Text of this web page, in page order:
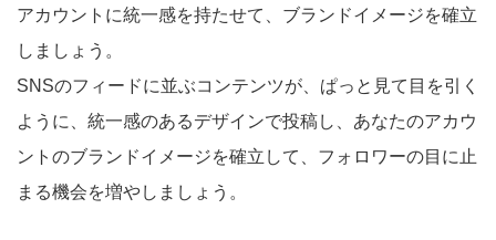
アカウントに統一感を持たせて、ブランドイメージを確立
しましょう。
SNSのフィードに並ぶコンテンツが、ぱっと見て目を引く
ように、統一感のあるデザインで投稿し、あなたのアカウ
ントのブランドイメージを確立して、フォロワーの目に止
まる機会を増やしましょう。